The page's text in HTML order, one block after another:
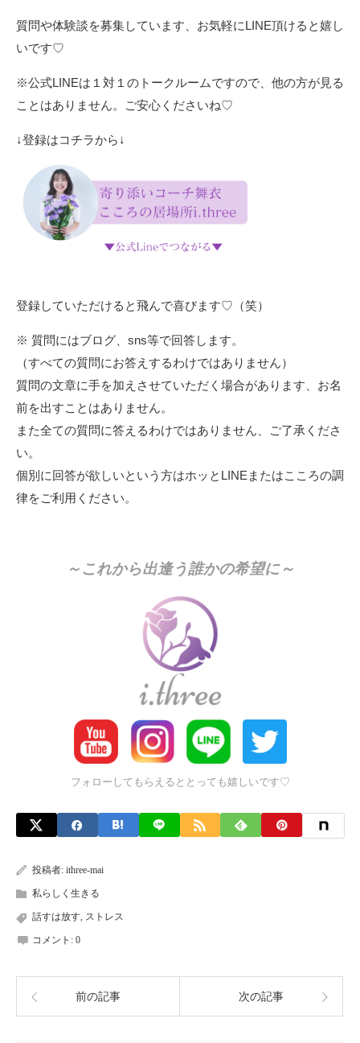
質問や体験談を募集しています、お気軽にLINE頂けると嬉し
いです♡
※公式LINEは１対１のトークルームですので、他の方が見る
ことはありません。ご安心くださいね♡
↓登録はコチラから↓
登録していただけると飛んで喜びます♡（笑）
※ 質問にはブログ、sns等で回答します。
（すべての質問にお答えするわけではありません）
質問の文章に手を加えさせていただく場合があります、お名
前を出すことはありません。
また全ての質問に答えるわけではありません、ご了承くださ
い。
個別に回答が欲しいという方はホッとLINEまたはこころの調
律をご利用ください。
～これから出逢う誰かの希望に～
フォローしてもらえるととっても嬉しいです♡
投稿者: ithree-mai
私らしく生きる
話すは放す, ストレス
コメント: 0
前の記事 次の記事